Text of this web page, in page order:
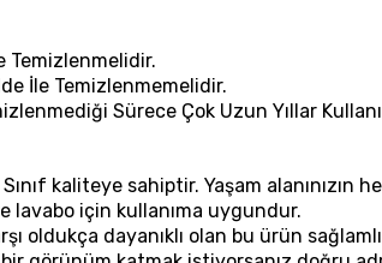
Temizlenmelidir.
İle Temizlenmemelidir.
Sürece Çok Uzun Yıllar
kaliteye sahiptir. Yaşam alanınızın
lavabo için kullanıma uygundur.
oldukça dayanıklı olan bu ürün